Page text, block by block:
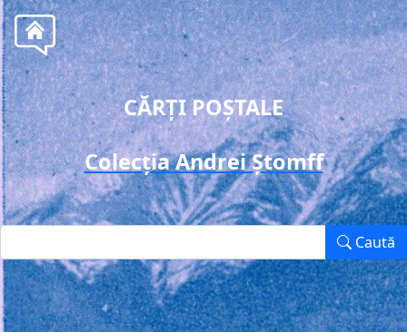
CĂRȚI POȘTALE
Colecția Andrei Ștomff
Caută